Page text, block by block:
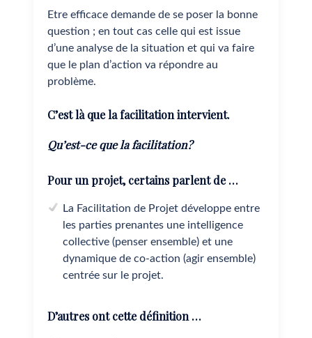
Etre efficace demande de se poser la bonne
question ; en tout cas celle qui est issue
d’une analyse de la situation et qui va faire
que le plan d’action va répondre au
problème.
C’est là que la facilitation intervient.
Qu’est-ce que la facilitation?
Pour un projet, certains parlent de …
La Facilitation de Projet développe entre
les parties prenantes une intelligence
collective (penser ensemble) et une
dynamique de co-action (agir ensemble)
centrée sur le projet.
D’autres ont cette définition …